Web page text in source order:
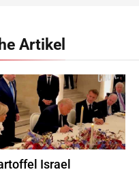
Artikel
war sich der Ironie, die US-
gerade in Versailles zu
sicher nicht bewusst Foto:
CRUX und CNN-News18
Israel